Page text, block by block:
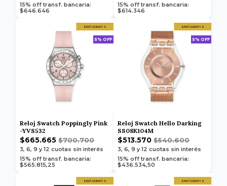
15% off transf. bancaria:
$646.646
15% off transf. bancaria:
$614.346
ENVÍO GRATIS
5% OFF
Reloj Swatch Poppingly Pink
-YVS532
$665.665 $700.700
3, 6, 9 y 12 cuotas sin interés
15% off transf. bancaria:
$565.815,25
ENVÍO GRATIS
5% OFF
Reloj Swatch Hello Darking
SS08K104M
$513.570 $540.600
3, 6, 9 y 12 cuotas sin interés
15% off transf. bancaria:
$436.534,50
ENVÍO GRATIS ENVÍO GRATIS